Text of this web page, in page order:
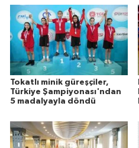
Tokatlı minik güreşçiler,
Türkiye Şampiyonası'ndan
5 madalyayla döndü